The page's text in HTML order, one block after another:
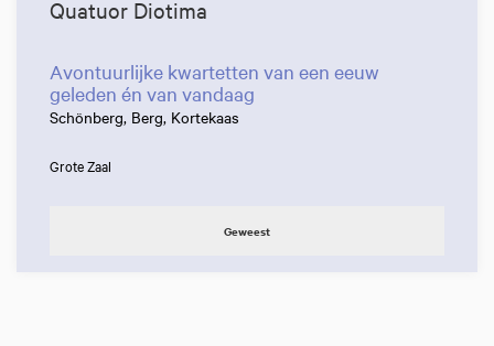
Quatuor Diotima
Avontuurlijke kwartetten van een eeuw
geleden én van vandaag
Schönberg, Berg, Kortekaas
Grote Zaal
Geweest